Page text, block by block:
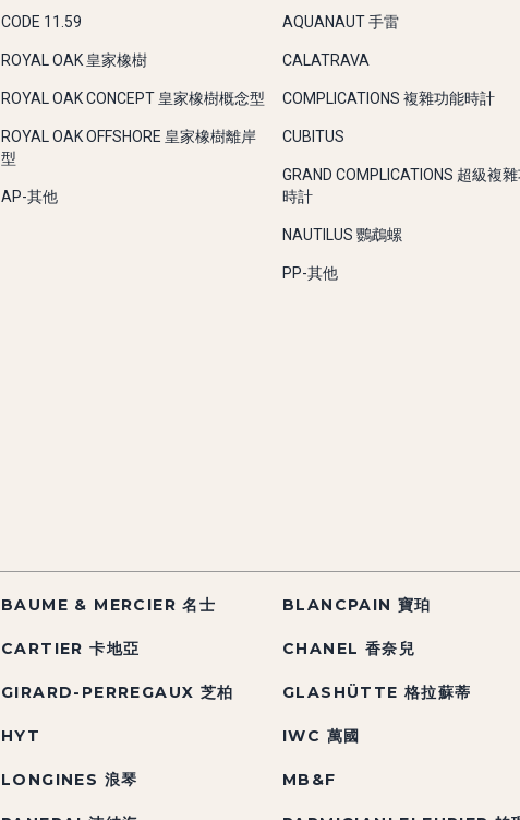
CODE 11.59
ROYAL OAK 皇家橡樹
ROYAL OAK CONCEPT 皇家橡樹概念型
ROYAL OAK OFFSHORE 皇家橡樹離岸
型
AP-其他
AQUANAUT 手雷
CALATRAVA
COMPLICATIONS 複雜功能時計
CUBITUS
GRAND COMPLICATIONS 超級複
時計
NAUTILUS 鸚鵡螺
PP-其他
BAUME & MERCIER 名士 BLANCPAIN 寶珀
CARTIER 卡地亞 CHANEL 香奈兒
GIRARD-PERREGAUX 芝柏 GLASHÜTTE 格拉蘇蒂
HYT IWC 萬國
LONGINES 浪琴 MB&F